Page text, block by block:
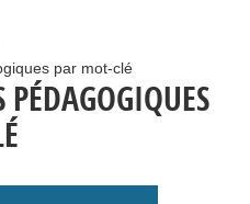
par mot-clé
PÉDAGOGIQUES